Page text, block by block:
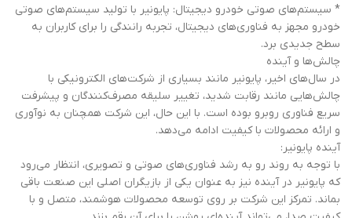
* سیستم‌های صوتی خودرو دیجیتال: پایونیر با تولید سیستم‌های صوتی
خودرو مجهز به فناوری‌های دیجیتال، تجربه رانندگی را برای کاربران به
سطح جدیدی برد.
چالش‌ها و آینده
در سال‌های اخیر، پایونیر مانند بسیاری از شرکت‌های الکترونیکی با
چالش‌هایی مانند رقابت شدید، تغییر سلیقه مصرف‌کنندگان و پیشرفت
سریع فناوری روبرو بوده است. با این حال، این شرکت همچنان به نوآوری
و ارائه محصولات با کیفیت ادامه می‌دهد.
آینده پایونیر:
با توجه به روند رو به رشد فناوری‌های صوتی و تصویری، انتظار می‌رود
که پایونیر در آینده نیز به عنوان یکی از بازیگران اصلی این صنعت باقی
بماند. تمرکز این شرکت بر روی توسعه محصولات هوشمند، متصل و با